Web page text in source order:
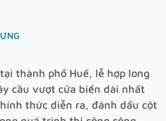
thành phố Huế, lễ hợp long
cầu vượt cửa biển dài nhất
thức diễn ra, đánh dấu cột